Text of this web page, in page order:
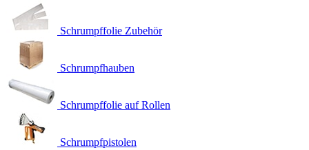
Schrumpffolie Zubehör
Schrumpfhauben
Schrumpffolie auf Rollen
Schrumpfpistolen